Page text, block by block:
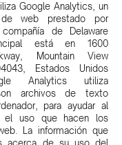
Google Analytics, un
web prestado por
de Delaware
está en 1600
Mountain View
Estados Unidos
Analytics utiliza
archivos de texto
para ayudar al
el uso que hacen los
La información que